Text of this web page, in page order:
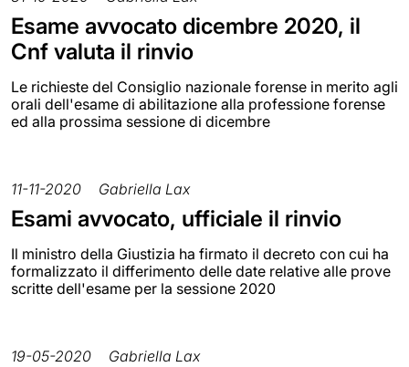
Esame avvocato dicembre 2020, il
Cnf valuta il rinvio
Le richieste del Consiglio nazionale forense in merito agli
orali dell'esame di abilitazione alla professione forense
ed alla prossima sessione di dicembre
11-11-2020 Gabriella Lax
Esami avvocato, ufficiale il rinvio
Il ministro della Giustizia ha firmato il decreto con cui ha
formalizzato il differimento delle date relative alle prove
scritte dell'esame per la sessione 2020
19-05-2020 Gabriella Lax